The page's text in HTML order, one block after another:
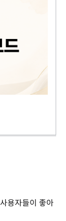
용자들이 좋아